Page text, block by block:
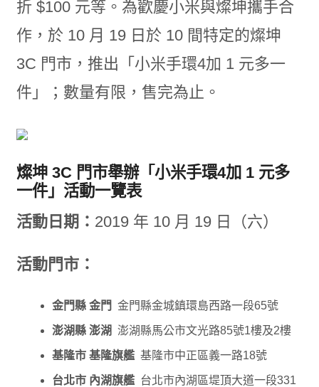
折 $100 元等。為歡慶小米與燦坤攜手合
作，於 10 月 19 日於 10 間特定的燦坤
3C 門市，推出「小米手環4加 1 元多一
件」；數量有限，售完為止。
燦坤 3C 門市舉辦「小米手環4加 1 元多
一件」活動一覽表
活動日期： 2019 年 10 月 19 日（六）
活動門市：
金門縣 金門 金門縣金城鎮環島西路一段65號
澎湖縣 澎湖 澎湖縣馬公市文光路85號1樓及2樓
基隆市 基隆旗艦基隆市中正區義一路18號
台北市 內湖旗艦台北市內湖區堤頂大道一段331